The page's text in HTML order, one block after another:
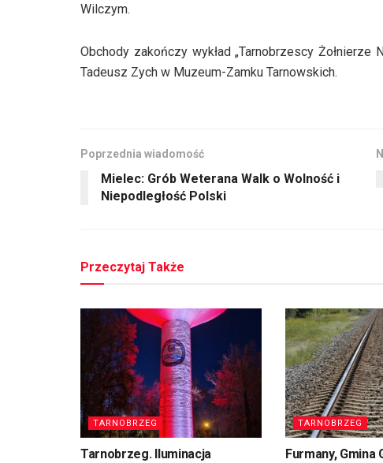
Wilczym.
Obchody zakończy wykład „Tarnobrzescy
Tadeusz Zych w Muzeum-Zamku Tarnowskich.
Poprzednia wiadomość
Mielec: Grób Weterana Walk o Wolność i
Niepodległość Polski
Przeczytaj Także
TARNOBRZEG
Tarnobrzeg. Iluminacja
TARNOBRZEG
Furmany, Gmina